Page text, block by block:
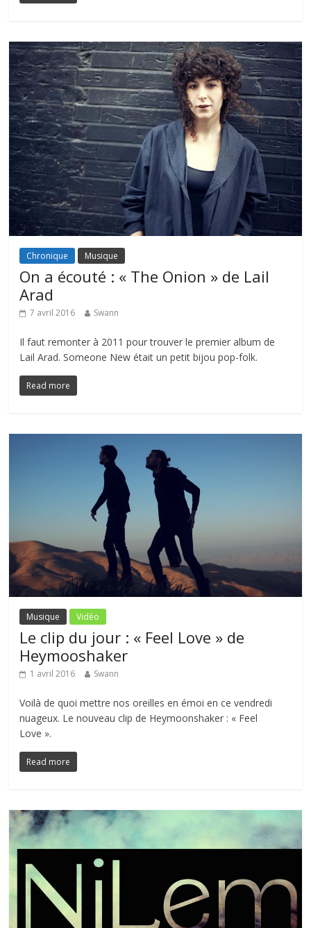
Chronique Musique
On a écouté : « The Onion » de Lail
Arad
7 avril 2016 Swann
Il faut remonter à 2011 pour trouver le premier album de
Lail Arad. Someone New était un petit bijou pop-folk.
Read more
Musique Vidéo
Le clip du jour : « Feel Love » de
Heymooshaker
1 avril 2016 Swann
Voilà de quoi mettre nos oreilles en émoi en ce vendredi
nuageux. Le nouveau clip de Heymoonshaker : « Feel
Love ».
Read more